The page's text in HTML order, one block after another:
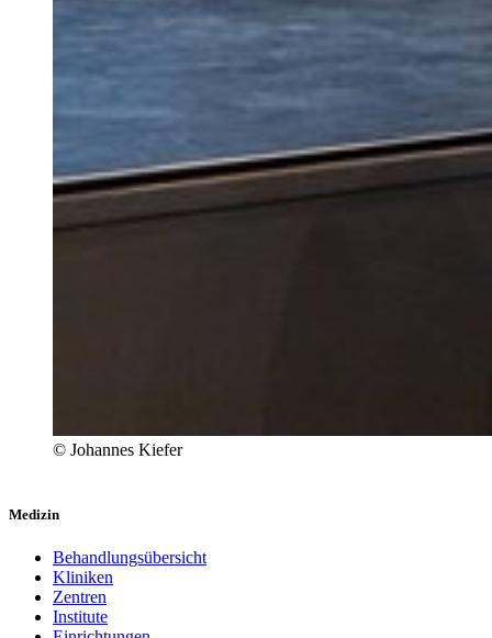
© Johannes Kiefer
Medizin
Behandlungsübersicht
Kliniken
Zentren
Institute